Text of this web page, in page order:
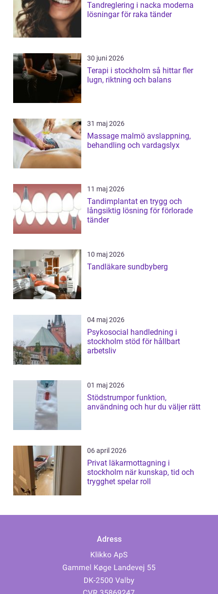
Tandreglering i nacka moderna
lösningar för raka tänder
30 juni 2026
Terapi i stockholm så hittar fler
lugn, riktning och balans
31 maj 2026
Massage malmö avslappning,
behandling och vardagslyx
11 maj 2026
Tandimplantat en trygg och
långsiktig lösning för förlorade
tänder
10 maj 2026
Tandläkare sundbyberg
04 maj 2026
Psykosocial handledning i
stockholm stöd för hållbart
arbetsliv
01 maj 2026
Stödstrumpor funktion,
användning och hur du väljer rätt
06 april 2026
Privat läkarmottagning i
stockholm när kunskap, tid och
trygghet spelar roll
Adress